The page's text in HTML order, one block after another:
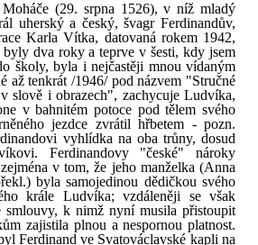
(29. srpna 1526), v níž mladý
uherský a český, švagr Ferdinandův,
Karla Vítka, datovaná rokem 1942,
dva roky a teprve v šesti, kdy jsem
školy, byla i nejčastěji mnou vídaným
až tenkrát /1946/ pod názvem "Stručné
slově i obrazech", zachycuje Ludvíka,
v bahnitém potoce pod tělem svého
jezdce zvrátil hřbetem - pozn.
vyhlídka na oba trůny, dosud
Ferdinandovy "české" nároky
v tom, že jeho manželka (Anna
byla samojedinou dědičkou svého
krále Ludvíka; vzdáleněji se však
smlouvy, k nimž nyní musila přistoupit
zajistila plnou a nespornou platnost.
Ferdinand ve Svatováclavské kapli na